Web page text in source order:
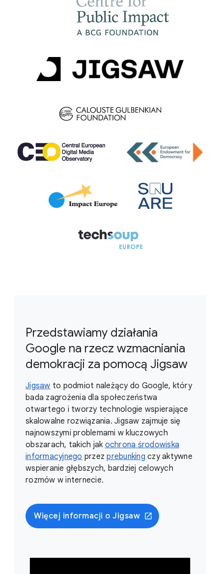
Przedstawiamy działania
Google na rzecz wzmacniania
demokracji za pomocą Jigsaw
Jigsaw to podmiot należący do Google, który
bada zagrożenia dla społeczeństwa
otwartego i tworzy technologie wspierające
skalowalne rozwiązania. Jigsaw zajmuje się
najnowszymi problemami w kluczowych
obszarach, takich jak ochrona środowiska
informacyjnego przezprebunking czy aktywne
wspieranie głębszych, bardziej celowych
rozmów w internecie.
Więcej informacji o Jigsaw